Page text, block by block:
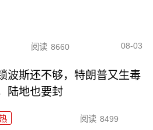
阅读 8660 08-03
波斯还不够，特朗普又生毒
陆地也要封
阅读 8499